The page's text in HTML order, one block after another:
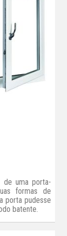
de uma porta-
formas de
porta pudesse
batente.